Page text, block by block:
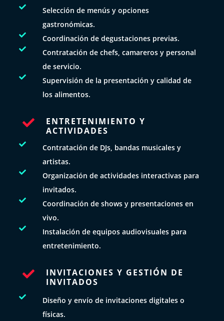

Selección de menús y opciones
gastronómicas.
 Coordinación de degustaciones previas.

Contratación de chefs, camareros y personal
de servicio.

Supervisión de la presentación y calidad de
los alimentos.

ENTRETENIMIENTO Y
ACTIVIDADES

Contratación de DJs, bandas musicales y
artistas.

Organización de actividades interactivas para
invitados.

Coordinación de shows y presentaciones en
vivo.

Instalación de equipos audiovisuales para
entretenimiento.

INVITACIONES Y GESTIÓN DE
INVITADOS

Diseño y envío de invitaciones digitales o
físicas.